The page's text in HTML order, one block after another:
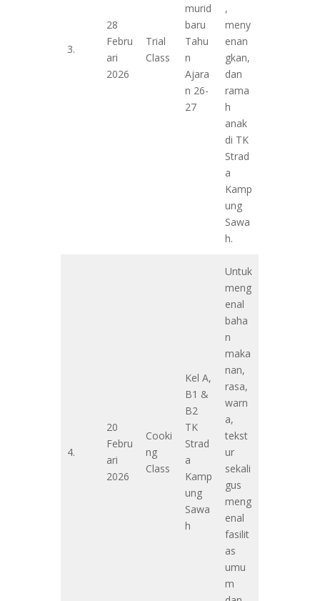
3.
28
Febru
ari
2026
Trial
Class
murid
baru
Tahu
n
Ajara
n 26-
27
,
meny
enan
gkan,
dan
rama
h
anak
di TK
Strad
a
Kamp
ung
Sawa
h.
4.
20
Febru
ari
2026
Cooki
ng
Class
Kel A,
B1 &
B2
TK
Strad
a
Kamp
ung
Sawa
h
Untuk
meng
enal
baha
n
maka
nan,
rasa,
warn
a,
tekst
ur
sekali
gus
meng
enal
fasilit
as
umu
m